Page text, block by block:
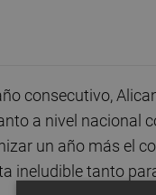
consecutivo,
a nivel nacional
un año más el
ineludible tanto